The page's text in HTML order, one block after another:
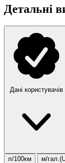
Детальні
Дані користувачів
л/100км м/